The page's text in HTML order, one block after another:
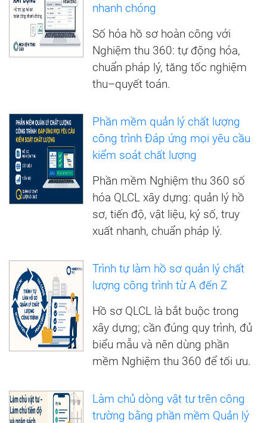
nhanh chóng
Số hóa hồ sơ hoàn công với
Nghiệm thu 360: tự động hóa,
chuẩn pháp lý, tăng tốc nghiệm
thu–quyết toán.
Phần mềm quản lý chất lượng
công trình Đáp ứng mọi yêu cầu
kiểm soát chất lượng
Phần mềm Nghiệm thu 360 số
hóa QLCL xây dựng: quản lý hồ
sơ, tiến độ, vật liệu, ký số, truy
xuất nhanh, chuẩn pháp lý.
Trình tự làm hồ sơ quản lý chất
lượng công trình từ A đến Z
Hồ sơ QLCL là bắt buộc trong
xây dựng; cần đúng quy trình, đủ
biểu mẫu và nên dùng phần
mềm Nghiệm thu 360 để tối ưu.
Làm chủ dòng vật tư trên công
trường bằng phần mềm Quản lý